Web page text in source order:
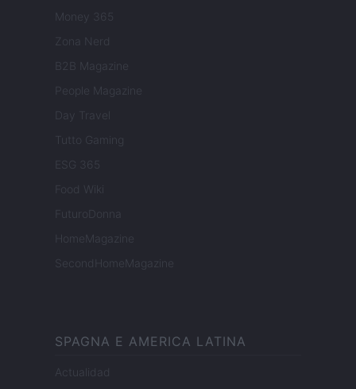
Money 365
Zona Nerd
B2B Magazine
People Magazine
Day Travel
Tutto Gaming
ESG 365
Food Wiki
FuturoDonna
HomeMagazine
SecondHomeMagazine
SPAGNA E AMERICA LATINA
Actualidad